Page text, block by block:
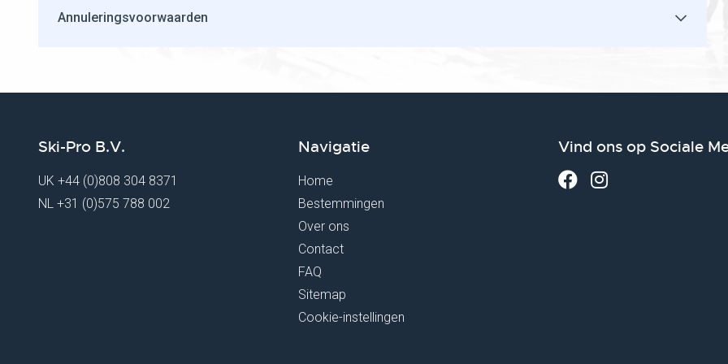
Annuleringsvoorwaarden
Ski-Pro B.V.
UK +44 (0)808 304 8371
NL +31 (0)575 788 002
Navigatie
Home
Bestemmingen
Over ons
Contact
FAQ
Sitemap
Cookie-instellingen
Vind ons op Sociale